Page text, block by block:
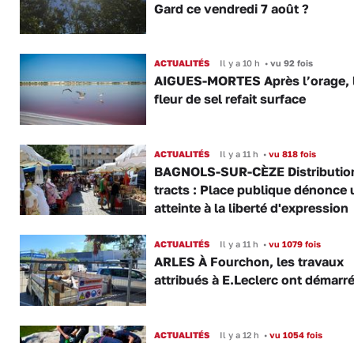
Gard ce vendredi 7 août ?
ACTUALITÉS Il y a 10 h •vu 92 fois
AIGUES-MORTES Après l’orage,
fleur de sel refait surface
ACTUALITÉS Il y a 11 h •vu 818 fois
BAGNOLS-SUR-CÈZE
tracts : Place publique dénonce
atteinte à la liberté d'expression
ACTUALITÉS Il y a 11 h •vu 1079 fois
ARLES À Fourchon, les travaux
attribués à E.Leclerc ont démarré
ACTUALITÉS Il y a 12 h •vu 1054 fois